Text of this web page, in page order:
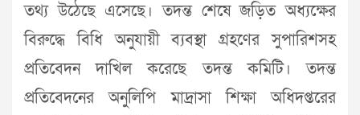
তথ্য উঠেছে এসেছে। তদন্ত শেষে জড়িত অধ্যক্ষের
বিরুদ্ধে বিধি অনুযায়ী ব্যবস্থা গ্রহণের সুপারিশসহ
প্রতিবেদন দাখিল করেছে তদন্ত কমিটি। তদন্ত
প্রতিবেদনের অনুলিপি মাদ্রাসা শিক্ষা অধিদপ্তরের